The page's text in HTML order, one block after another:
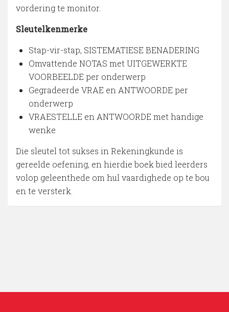
vordering te monitor.
Sleutelkenmerke
Stap-vir-stap, SISTEMATIESE BENADERING
Omvattende NOTAS met UITGEWERKTE
VOORBEELDE per onderwerp
Gegradeerde VRAE en ANTWOORDE per
onderwerp
VRAESTELLE en ANTWOORDE met handige
wenke
Die sleutel tot sukses in Rekeningkunde is
gereelde oefening, en hierdie boek bied leerders
volop geleenthede om hul vaardighede op te bou
en te versterk.